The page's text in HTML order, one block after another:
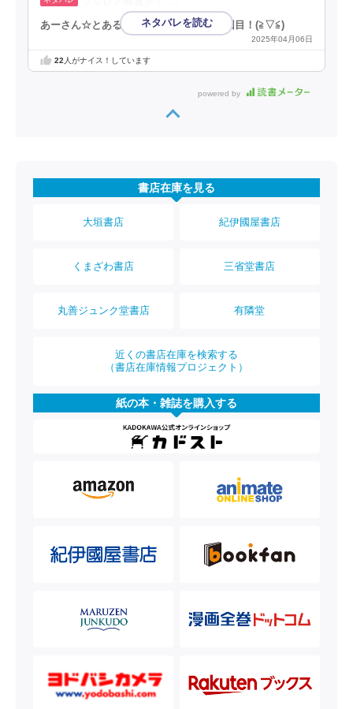
あーさん☆とある漫画アプリの審査員３回目！(⁠≧⁠▽⁠≦⁠)
2025年04月06日
22 人がナイス！しています
powered by
書店在庫を見る
大垣書店 紀伊國屋書店
くまざわ書店 三省堂書店
丸善ジュンク堂書店 有隣堂
近くの書店在庫を検索する
（書店在庫情報プロジェクト）
紙の本・雑誌を購入する